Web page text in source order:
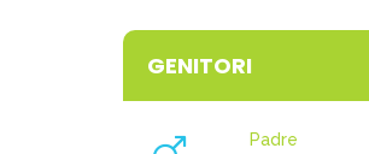
GENITORI
Padre